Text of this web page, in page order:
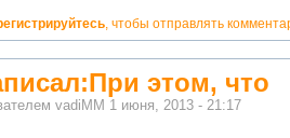
, чтобы отправлять
этом, что
vadiMM 1 июня, 2013 - 21:17